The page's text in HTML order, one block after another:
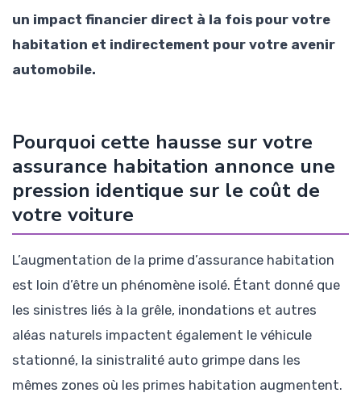
un impact financier direct à la fois pour votre
habitation et indirectement pour votre avenir
automobile.
Pourquoi cette hausse sur votre
assurance habitation annonce une
pression identique sur le coût de
votre voiture
L’augmentation de la prime d’assurance habitation
est loin d’être un phénomène isolé. Étant donné que
les sinistres liés à la grêle, inondations et autres
aléas naturels impactent également le véhicule
stationné, la sinistralité auto grimpe dans les
mêmes zones où les primes habitation augmentent.